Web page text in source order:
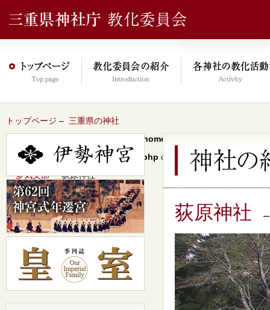
トップページ – 三重県の神社
/home/xs046278/mie-
content/themes/jinja2022/header.php on line
64
–多気支部– 荻原神社
荻原神社